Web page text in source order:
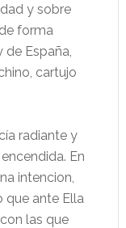
y sobre
forma
de España,
cartujo
radiante y
En
intencion,
que ante Ella
las que